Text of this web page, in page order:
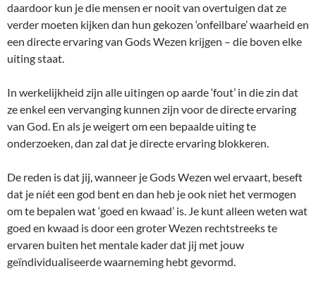
daardoor kun je die mensen er nooit van overtuigen dat ze
verder moeten kijken dan hun gekozen ‘onfeilbare’ waarheid en
een directe ervaring van Gods Wezen krijgen – die boven elke
uiting staat.
In werkelijkheid zijn alle uitingen op aarde ‘fout’ in die zin dat
ze enkel een vervanging kunnen zijn voor de directe ervaring
van God. En als je weigert om een bepaalde uiting te
onderzoeken, dan zal dat je directe ervaring blokkeren.
De reden is dat jij, wanneer je Gods Wezen wel ervaart, beseft
dat je níét een god bent en dan heb je ook niet het vermogen
om te bepalen wat ‘goed en kwaad’ is. Je kunt alleen weten wat
goed en kwaad is door een groter Wezen rechtstreeks te
ervaren buiten het mentale kader dat jij met jouw
geïndividualiseerde waarneming hebt gevormd.